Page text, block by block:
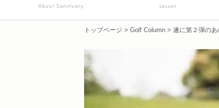
About Sanctuary Lesson
トップページ > Golf Column > 遂に第２弾の